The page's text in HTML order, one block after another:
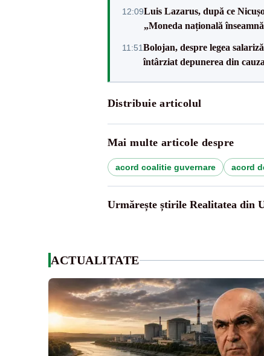
12:09Luis Lazarus, după ce
„Moneda națională
11:51Bolojan, despre legea
întârziat depunerea din
Distribuie articolul
Mai multe articole despre
acord coalitie guvernare acord
Urmărește știrile Realitatea din
ACTUALITATE